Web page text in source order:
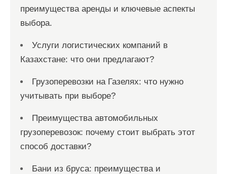
преимущества аренды и ключевые аспекты
выбора.
Услуги логистических компаний в
Казахстане: что они предлагают?
Грузоперевозки на Газелях: что нужно
учитывать при выборе?
Преимущества автомобильных
грузоперевозок: почему стоит выбрать этот
способ доставки?
Бани из бруса: преимущества и